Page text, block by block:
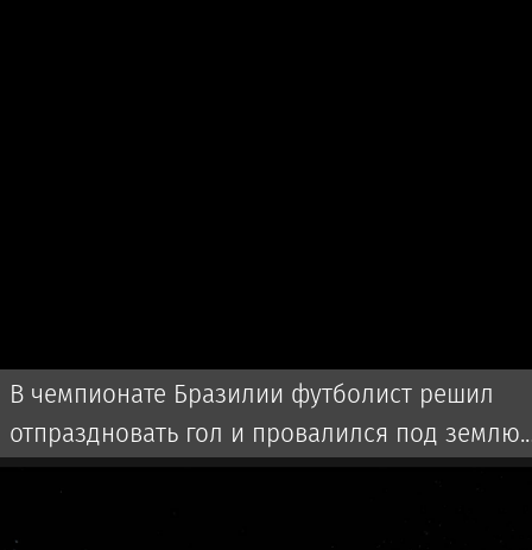
В чемпионате Бразилии футболист решил
отпраздновать гол и провалился под землю.